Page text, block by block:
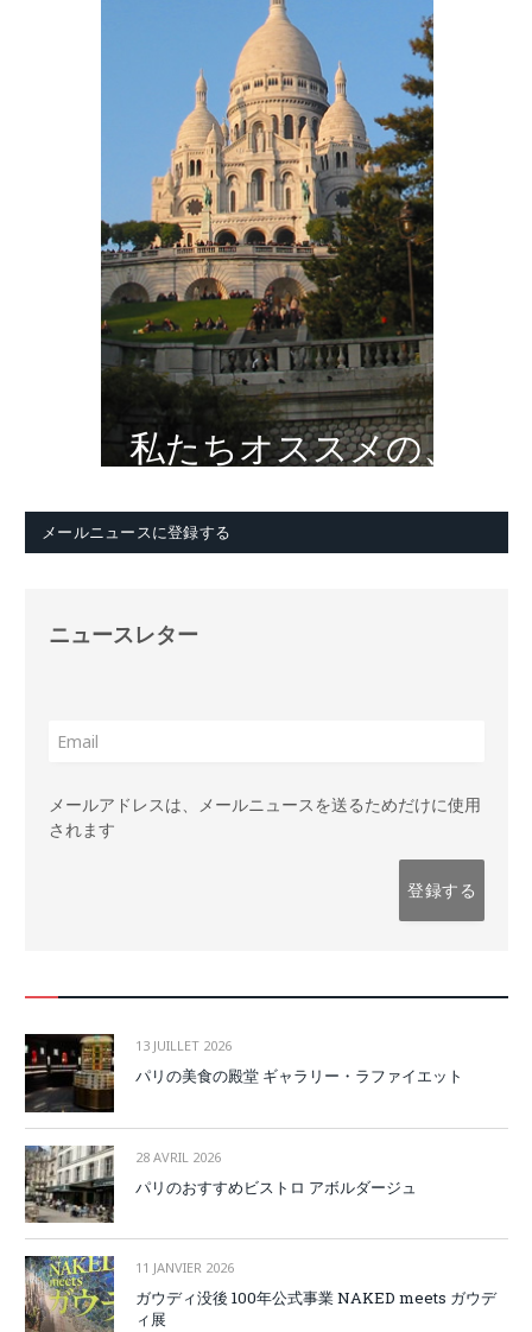
私たちオススメの、
メールニュースに登録する
ニュースレター
メールアドレスは、メールニュースを送るためだけに使用
されます
13 JUILLET 2026
パリの美食の殿堂 ギャラリー・ラファイエット
28 AVRIL 2026
パリのおすすめビストロ アボルダージュ
11 JANVIER 2026
ガウディ没後 100年公式事業 NAKED meets ガウデ
ィ展